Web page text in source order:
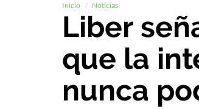
Inicio Noticias
Liber
que la
nunca